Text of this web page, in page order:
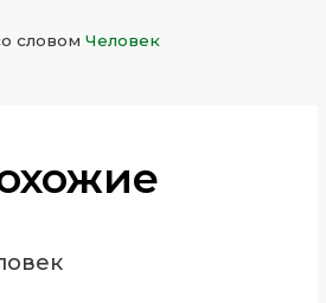
словомЧеловек